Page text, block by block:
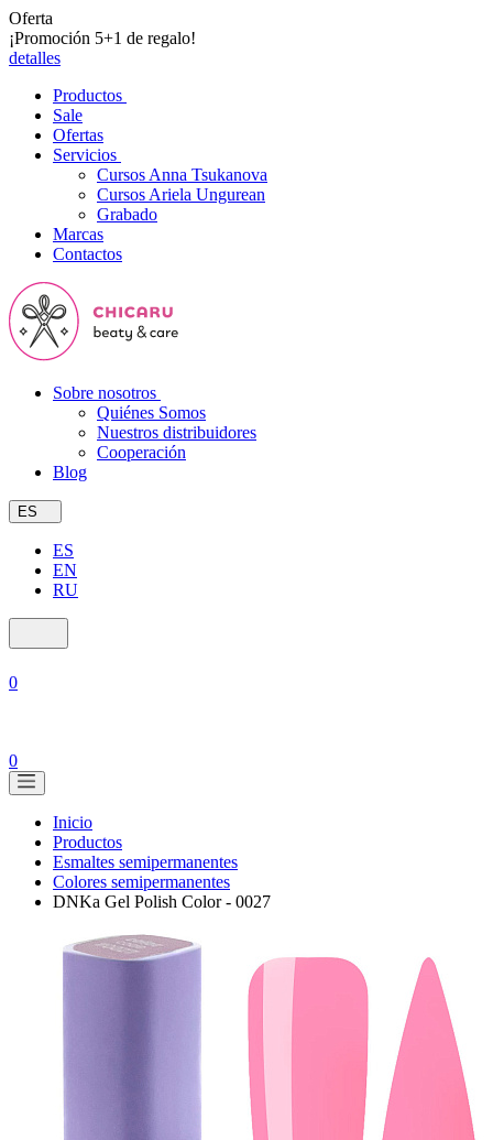
Oferta
¡Promoción 5+1 de regalo!
detalles
Productos
Sale
Ofertas
Servicios
Cursos Anna Tsukanova
Cursos Ariela Ungurean
Grabado
Marcas
Contactos
Sobre nosotros
Quiénes Somos
Nuestros distribuidores
Cooperación
Blog
ES
ES
EN
RU
0
0
Inicio
Productos
Esmaltes semipermanentes
Colores semipermanentes
DNKa Gel Polish Color - 0027